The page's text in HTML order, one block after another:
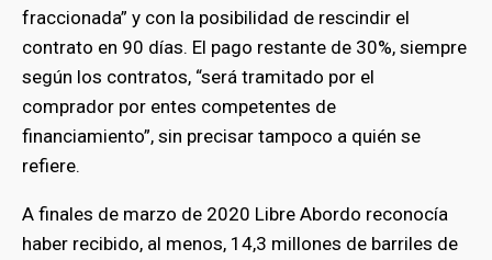
fraccionada” y con la posibilidad de rescindir el
contrato en 90 días. El pago restante de 30%, siempre
según los contratos, “será tramitado por el
comprador por entes competentes de
financiamiento”, sin precisar tampoco a quién se
refiere.
A finales de marzo de 2020 Libre Abordo reconocía
haber recibido, al menos, 14,3 millones de barriles de